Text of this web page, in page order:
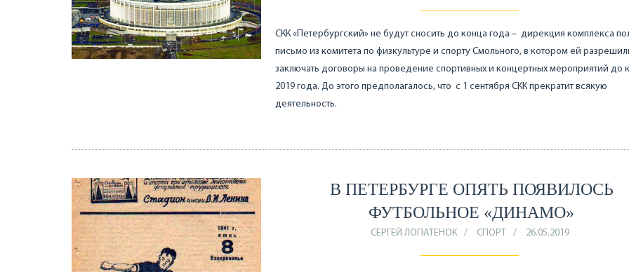
СКК «Петербургский» не будут сносить до конца года – дирекция комплекса
письмо из комитета по физкультуре и спорту Смольного, в котором ей
заключать договоры на проведение спортивных и концертных мероприятий до
2019 года. До этого предполагалось, что с 1 сентября СКК прекратит всякую
деятельность.
В ПЕТЕРБУРГЕ ОПЯТЬ ПОЯВИЛОСЬ
ФУТБОЛЬНОЕ «ДИНАМО»
СЕРГЕЙ ЛОПАТЕНОК СПОРТ 26.05.2019